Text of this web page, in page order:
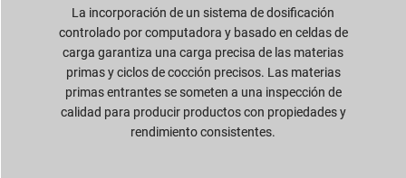
La incorporación de un sistema de dosificación
controlado por computadora y basado en celdas de
carga garantiza una carga precisa de las materias
primas y ciclos de cocción precisos. Las materias
primas entrantes se someten a una inspección de
calidad para producir productos con propiedades y
rendimiento consistentes.